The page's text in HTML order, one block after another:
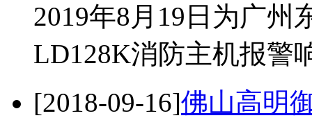
2019年8月19日为广州
LD128K消防主机报警
[2018-09-16]佛山高明